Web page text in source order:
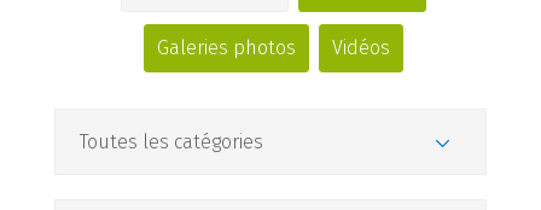
Galeries photos Vidéos